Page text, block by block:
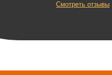
Смотреть отзывы